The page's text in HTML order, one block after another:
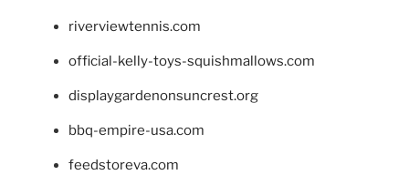
riverviewtennis.com
official-kelly-toys-squishmallows.com
displaygardenonsuncrest.org
bbq-empire-usa.com
feedstoreva.com